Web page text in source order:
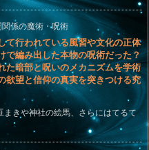
関係の魔術・呪術
て行われている風習や文化の正体
で編み出した本物の呪術だった？
た暗部と呪いのメカニズムを学術
欲望と信仰の真実を突きつける究
きや神社の絵馬、さらにはてるて